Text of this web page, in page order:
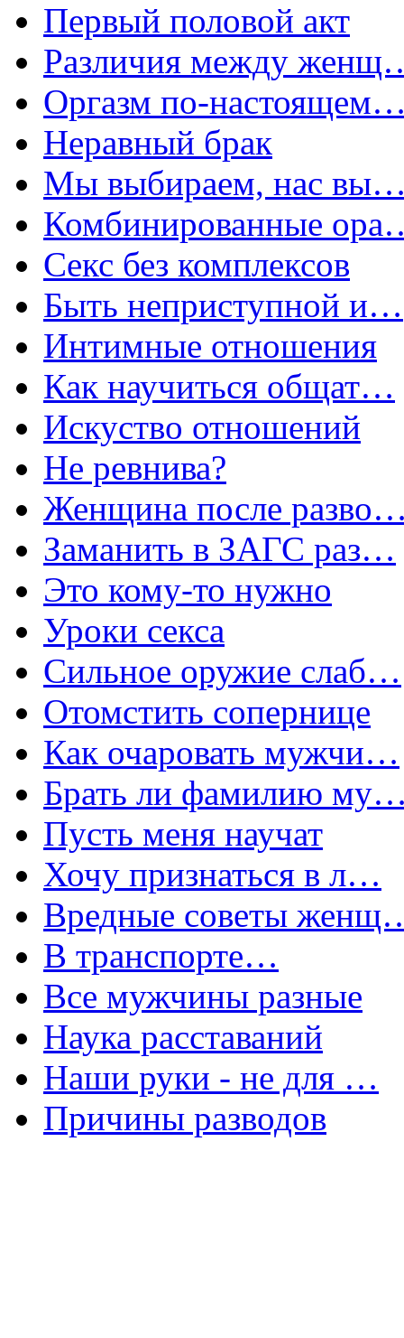
Первый половой акт
Различия между
Оргазм по-
Неравный брак
Мы выбираем, нас
Комбинированные
Секс без комплексов
Быть неприступной и…
Интимные отношения
Как научиться общат…
Искуство отношений
Не ревнива?
Женщина после
Заманить в ЗАГС раз…
Это кому-то нужно
Уроки секса
Сильное оружие слаб…
Отомстить сопернице
Как очаровать мужчи…
Брать ли фамилию
Пусть меня научат
Хочу признаться в л…
Вредные советы
В транспорте…
Все мужчины разные
Наука расставаний
Наши руки - не для …
Причины разводов